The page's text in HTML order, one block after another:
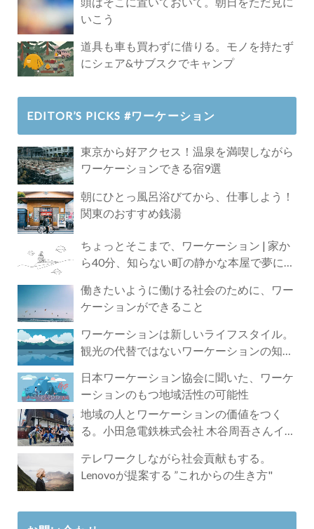
いこう
道具も車も買わずに借りる。モノを持たず
にシェア&サブスクでキャンプ
EDITOR’S PICKS #ワーケーション
東京から好アクセス！温泉を満喫しながら
ワーケーションできる宿9選
朝にひとっ風呂浴びてから、仕事しよう！
関東のおすすめ銭湯
ちょっとそこまで、ワーケーション | 家か
ら40分、知らない町の静かな本屋で夢に近
働きたいように働ける社会のために、ワー
ケーションができること
ワーケーションは新しいライフスタイル。
観光の代替ではないワーケーションの知ら
日本ワーケーション協会に聞いた、ワーケ
ーションのもつ地域活性の可能性
地域の人とワーケーションの価値をつく
る。小田急電鉄株式会社 木谷周吾さんイン
テレワークしながら社会貢献もする。
Lenovoが提案する ”これからの生き方"